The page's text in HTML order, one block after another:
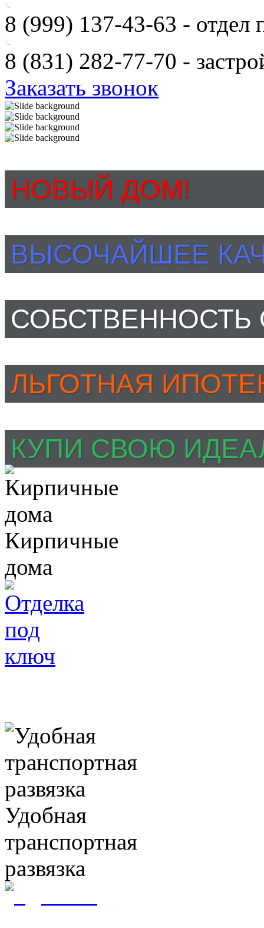
8 (999) 137-43-63 - отдел
8 (831) 282-77-70 -
Заказать звонок
НОВЫЙ ДОМ!
ВЫСОЧАЙШЕЕ
ЛЬГОТНАЯ
КУПИ СВОЮ
Кирпичные
дома
Удобная
транспортная
развязка